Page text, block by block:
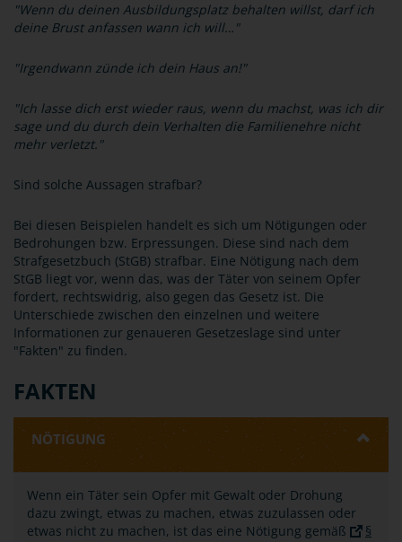
"Wenn du deinen Ausbildungsplatz behalten willst, darf ich
deine Brust anfassen wann ich will…"
"Irgendwann zünde ich dein Haus an!"
"Ich lasse dich erst wieder raus, wenn du machst, was ich dir
sage und du durch dein Verhalten die Familienehre nicht
mehr verletzt."
Sind solche Aussagen strafbar?
Bei diesen Beispielen handelt es sich um Nötigungen oder
Bedrohungen bzw. Erpressungen. Diese sind nach dem
Strafgesetzbuch (StGB) strafbar. Eine Nötigung nach dem
StGB liegt vor, wenn das, was der Täter von seinem Opfer
fordert, rechtswidrig, also gegen das Gesetz ist. Die
Unterschiede zwischen den einzelnen und weitere
Informationen zur genaueren Gesetzeslage sind unter
"Fakten" zu finden.
FAKTEN
NÖTIGUNG
Wenn ein Täter sein Opfer mit Gewalt oder Drohung
dazu zwingt, etwas zu machen, etwas zuzulassen oder
etwas nicht zu machen, ist das eine Nötigung gemäß
§